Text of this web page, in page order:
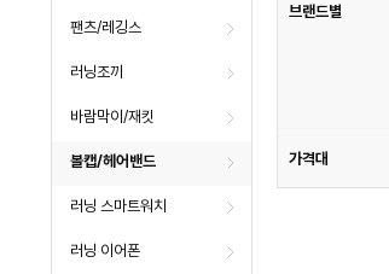
팬츠/레깅스
러닝조끼
바람막이/재킷
볼캡/헤어밴드
러닝 스마트워치
러닝 이어폰
브랜드별
가격대